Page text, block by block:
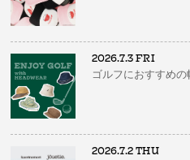
2026.7.3 FRI
ゴルフにおすすめの
2026.7.2 THU